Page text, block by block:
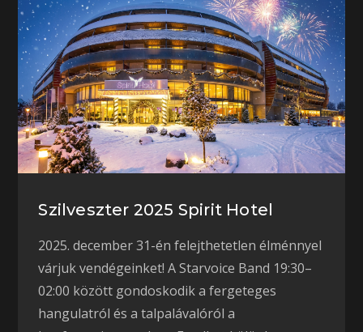
Szilveszter 2025 Spirit Hotel
2025. december 31-én felejthetetlen élménnyel
várjuk vendégeinket! A Starvoice Band 19:30–
02:00 között gondoskodik a fergeteges
hangulatról és a talpalávalóról a